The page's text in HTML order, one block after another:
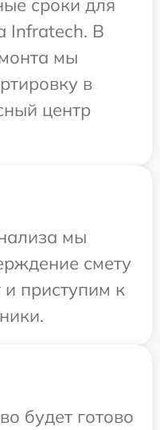
Infratech. В
мы
в
центр
мы
смету
приступим к
будет готово